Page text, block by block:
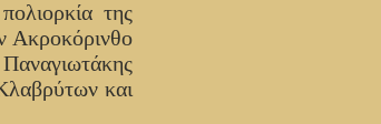
της
Ακροκόρινθο
και